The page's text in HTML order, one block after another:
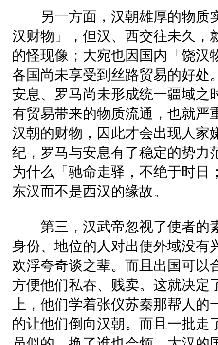
另一方面，汉朝雄厚的物质
汉财物」，但汉、西交往未久，
的怪现像；大宛也因国内「饶汉
各国尚未享受到丝路贸易的好处
安息、罗马尚未形成统一疆域之
有贸易带来的物质流通，也就严
汉朝的财物，因此才会出现人家
纪，罗马与安息有了稳定的势力
为什么「驰命走驿，不绝于时日
东汉而不是西汉的缘故。
第三，汉武帝忽视了使者的
身份、地位的人对出使外域没有
欢浮夸奇谈之辈。而且出国可以
方便他们私吞、贱卖。这就决定
上，他们学着张仪苏秦那帮人
的让他们倒向汉朝。而且一批走